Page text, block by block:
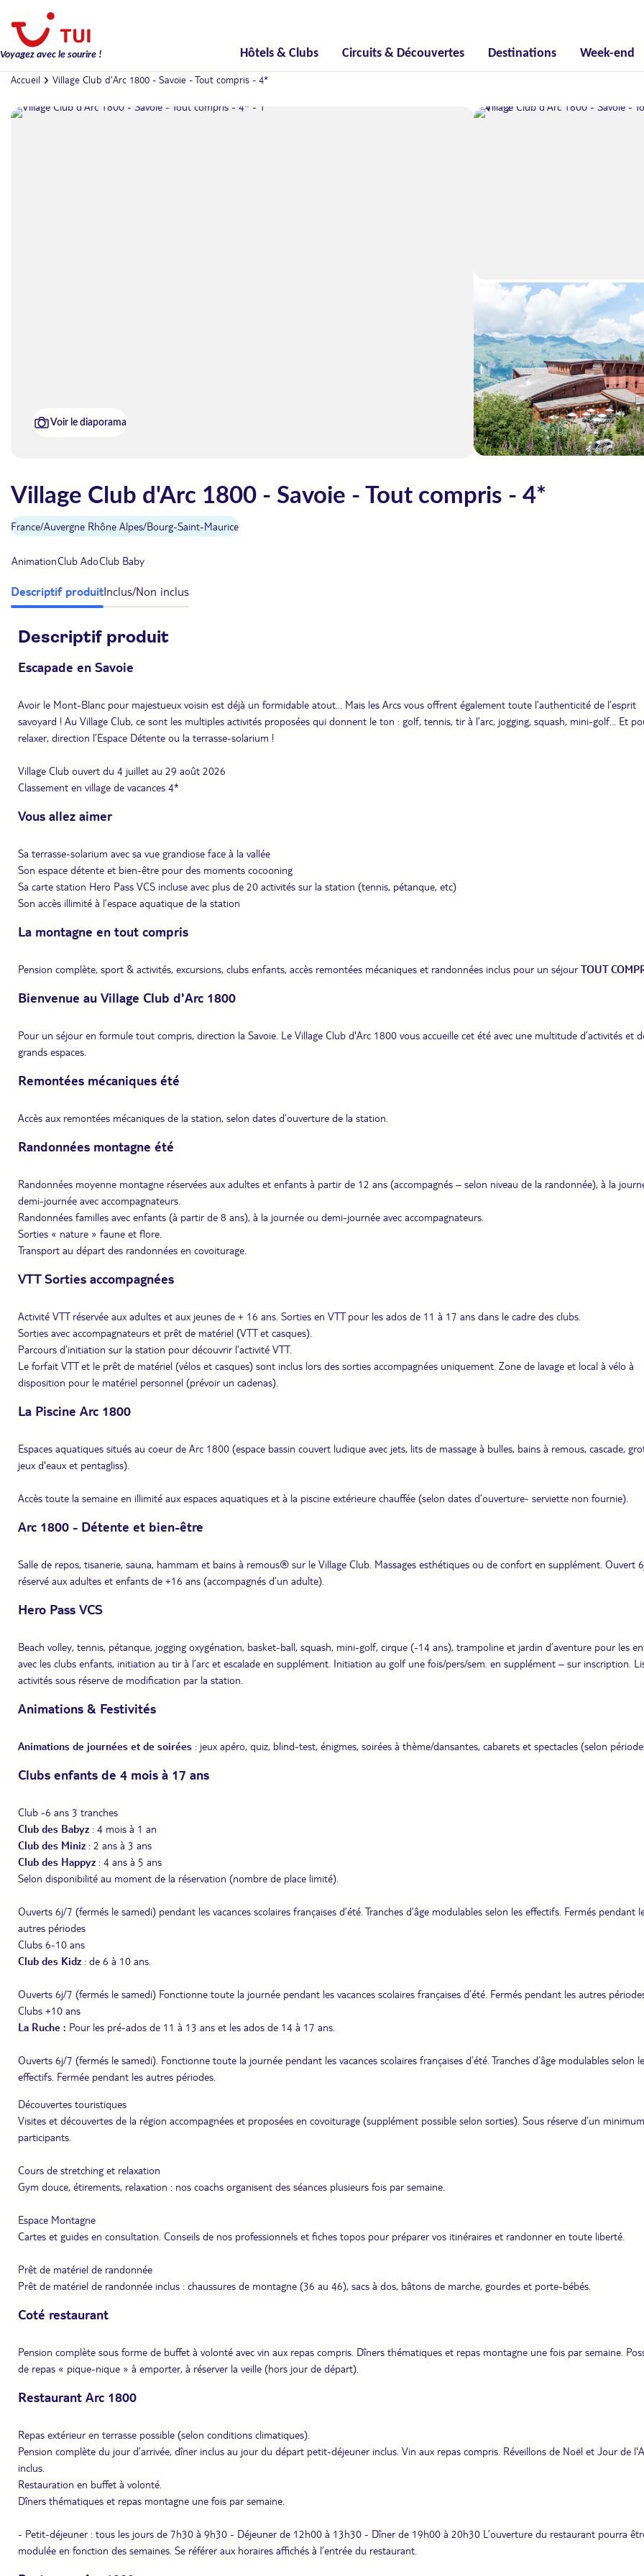
Voyagez avec le sourire ! Hôtels & Clubs Circuits & Découvertes Destinations Week-end
Accueil Village Club d'Arc 1800 - Savoie - Tout compris - 4*
Voir le diaporama
Village Club d'Arc 1800 - Savoie - Tout compris - 4*
France/Auvergne Rhône Alpes/Bourg-Saint-Maurice
AnimationClub AdoClub Baby
Descriptif produitInclus/Non inclus
Descriptif produit
Escapade en Savoie
Avoir le Mont-Blanc pour majestueux voisin est déjà un formidable atout… Mais les Arcs vous offrent également toute l’authenticité de l’esprit
savoyard ! Au Village Club, ce sont les multiples activités proposées qui donnent le ton : golf, tennis, tir à l’arc, jogging, squash, mini-golf… Et
relaxer, direction l’Espace Détente ou la terrasse-solarium !
Village Club ouvert du 4 juillet au 29 août 2026
Classement en village de vacances 4*
Vous allez aimer
Sa terrasse-solarium avec sa vue grandiose face à la vallée
Son espace détente et bien-être pour des moments cocooning
Sa carte station Hero Pass VCS incluse avec plus de 20 activités sur la station (tennis, pétanque, etc)
Son accès illimité à l’espace aquatique de la station
La montagne en tout compris
Pension complète, sport & activités, excursions, clubs enfants, accès remontées mécaniques et randonnées inclus pour un séjourTOUT
Bienvenue au Village Club d'Arc 1800
Pour un séjour en formule tout compris, direction la Savoie. Le Village Club d'Arc 1800 vous accueille cet été avec une multitude d’activités et
grands espaces.
Remontées mécaniques été
Accès aux remontées mécaniques de la station, selon dates d’ouverture de la station.
Randonnées montagne été
Randonnées moyenne montagne réservées aux adultes et enfants à partir de 12 ans (accompagnés – selon niveau de la randonnée), à la
demi-journée avec accompagnateurs.
Randonnées familles avec enfants (à partir de 8 ans), à la journée ou demi-journée avec accompagnateurs.
Sorties « nature » faune et flore.
Transport au départ des randonnées en covoiturage.
VTT Sorties accompagnées
Activité VTT réservée aux adultes et aux jeunes de + 16 ans. Sorties en VTT pour les ados de 11 à 17 ans dans le cadre des clubs.
Sorties avec accompagnateurs et prêt de matériel (VTT et casques).
Parcours d’initiation sur la station pour découvrir l’activité VTT.
Le forfait VTT et le prêt de matériel (vélos et casques) sont inclus lors des sorties accompagnées uniquement. Zone de lavage et local à vélo à
disposition pour le matériel personnel (prévoir un cadenas).
La Piscine Arc 1800
Espaces aquatiques situés au coeur de Arc 1800 (espace bassin couvert ludique avec jets, lits de massage à bulles, bains à remous, cascade,
jeux d'eaux et pentagliss).
Accès toute la semaine en illimité aux espaces aquatiques et à la piscine extérieure chauffée (selon dates d’ouverture- serviette non fournie).
Arc 1800 - Détente et bien-être
Salle de repos, tisanerie, sauna, hammam et bains à remous® sur le Village Club. Massages esthétiques ou de confort en supplément. Ouvert
réservé aux adultes et enfants de +16 ans (accompagnés d’un adulte).
Hero Pass VCS
Beach volley, tennis, pétanque, jogging oxygénation, basket-ball, squash, mini-golf, cirque (-14 ans), trampoline et jardin d’aventure pour les
avec les clubs enfants, initiation au tir à l’arc et escalade en supplément. Initiation au golf une fois/pers/sem. en supplément – sur inscription.
activités sous réserve de modification par la station.
Animations & Festivités
Animations de journées et de soirées : jeux apéro, quiz, blind-test, énigmes, soirées à thème/dansantes, cabarets et spectacles (selon
Clubs enfants de 4 mois à 17 ans
Club -6 ans 3 tranches
Club des Babyz : 4 mois à 1 an
Club des Miniz : 2 ans à 3 ans
Club des Happyz : 4 ans à 5 ans
Selon disponibilité au moment de la réservation (nombre de place limité).
Ouverts 6j/7 (fermés le samedi) pendant les vacances scolaires françaises d’été. Tranches d’âge modulables selon les effectifs. Fermés pendant
autres périodes
Clubs 6-10 ans
Club des Kidz : de 6 à 10 ans.
Ouverts 6j/7 (fermés le samedi) Fonctionne toute la journée pendant les vacances scolaires françaises d’été. Fermés pendant les autres
Clubs +10 ans
La Ruche : Pour les pré-ados de 11 à 13 ans et les ados de 14 à 17 ans.
Ouverts 6j/7 (fermés le samedi). Fonctionne toute la journée pendant les vacances scolaires françaises d’été. Tranches d’âge modulables selon
effectifs. Fermée pendant les autres périodes.
Découvertes touristiques
Visites et découvertes de la région accompagnées et proposées en covoiturage (supplément possible selon sorties). Sous réserve d’un
participants.
Cours de stretching et relaxation
Gym douce, étirements, relaxation : nos coachs organisent des séances plusieurs fois par semaine.
Espace Montagne
Cartes et guides en consultation. Conseils de nos professionnels et fiches topos pour préparer vos itinéraires et randonner en toute liberté.
Prêt de matériel de randonnée
Prêt de matériel de randonnée inclus : chaussures de montagne (36 au 46), sacs à dos, bâtons de marche, gourdes et porte-bébés.
Coté restaurant
Pension complète sous forme de buffet à volonté avec vin aux repas compris. Dîners thématiques et repas montagne une fois par semaine.
de repas « pique-nique » à emporter, à réserver la veille (hors jour de départ).
Restaurant Arc 1800
Repas extérieur en terrasse possible (selon conditions climatiques).
Pension complète du jour d’arrivée, dîner inclus au jour du départ petit-déjeuner inclus. Vin aux repas compris. Réveillons de Noël et Jour de
inclus.
Restauration en buffet à volonté.
Dîners thématiques et repas montagne une fois par semaine.
- Petit-déjeuner : tous les jours de 7h30 à 9h30 - Déjeuner de 12h00 à 13h30 - Dîner de 19h00 à 20h30 L’ouverture du restaurant pourra
modulée en fonction des semaines. Se référer aux horaires affichés à l’entrée du restaurant.